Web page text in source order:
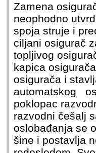
Zamena
neophodno
spoja struje i
ciljani osigurač
topljivog
kapica
osigurača i
automatskog
poklopac
razvodni češalj
oslobađanja se
šine i postavlja